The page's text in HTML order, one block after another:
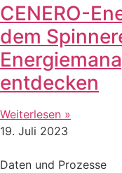
CENERO-
dem
entdecken
Weiterlesen »
19. Juli 2023
Daten und Prozesse